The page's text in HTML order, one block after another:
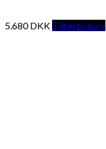
5.680DKK Tilføj til kurv